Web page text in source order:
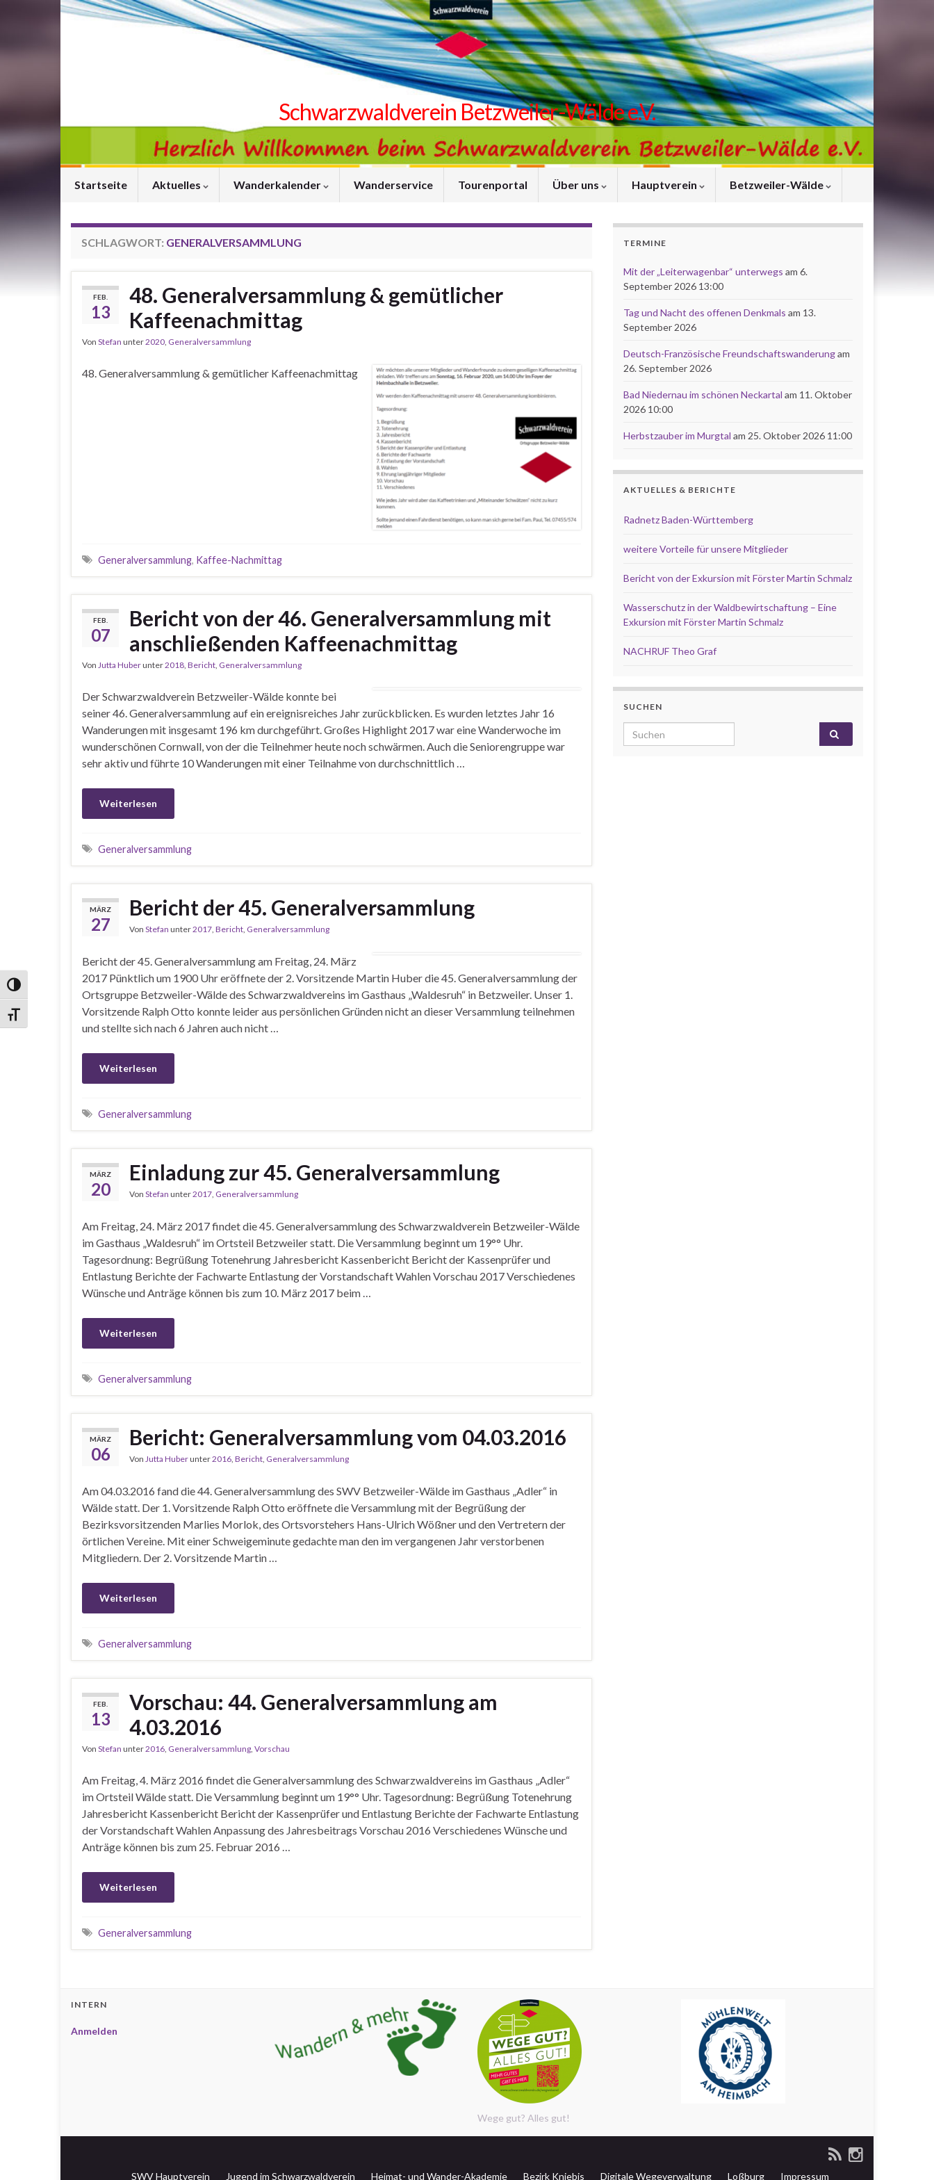
Umschalten auf hohe Kontraste
Schrift vergrößern
Schwarzwaldverein Betzweiler-Wälde e.V.
Startseite Aktuelles Wanderkalender Wanderservice Tourenportal Über uns Hauptverein Betzweiler-Wälde
SCHLAGWORT: GENERALVERSAMMLUNG
FEB.
13
48. Generalversammlung & gemütlicher
Kaffeenachmittag
Von Stefan unter2020, Generalversammlung
48. Generalversammlung & gemütlicher Kaffeenachmittag
Generalversammlung, Kaffee-Nachmittag
FEB.
07
Bericht von der 46. Generalversammlung mit
anschließenden Kaffeenachmittag
Von Jutta Huberunter2018 Bericht Generalversammlung
Der Schwarzwaldverein Betzweiler-Wälde konnte bei
seiner 46. Generalversammlung auf ein ereignisreiches Jahr zurückblicken. Es wurden letztes Jahr 16
Wanderungen mit insgesamt 196 km durchgeführt. Großes Highlight 2017 war eine Wanderwoche im
wunderschönen Cornwall, von der die Teilnehmer heute noch schwärmen. Auch die Seniorengruppe war
sehr aktiv und führte 10 Wanderungen mit einer Teilnahme von durchschnittlich …
Weiterlesen
Generalversammlung
MÄRZ
27
Bericht der 45. Generalversammlung
Von Stefan unter2017 Bericht Generalversammlung
Bericht der 45. Generalversammlung am Freitag, 24. März
2017 Pünktlich um 1900 Uhr eröffnete der 2. Vorsitzende Martin Huber die 45. Generalversammlung der
Ortsgruppe Betzweiler-Wälde des Schwarzwaldvereins im Gasthaus „Waldesruh“ in Betzweiler. Unser 1.
Vorsitzende Ralph Otto konnte leider aus persönlichen Gründen nicht an dieser Versammlung teilnehmen
und stellte sich nach 6 Jahren auch nicht …
Weiterlesen
Generalversammlung
MÄRZ
20
Einladung zur 45. Generalversammlung
Von Stefan unter2017 Generalversammlung
Am Freitag, 24. März 2017 findet die 45. Generalversammlung des Schwarzwaldverein Betzweiler-Wälde
im Gasthaus „Waldesruh“ im Ortsteil Betzweiler statt. Die Versammlung beginnt um 19°° Uhr.
Tagesordnung: Begrüßung Totenehrung Jahresbericht Kassenbericht Bericht der Kassenprüfer und
Entlastung Berichte der Fachwarte Entlastung der Vorstandschaft Wahlen Vorschau 2017 Verschiedenes
Wünsche und Anträge können bis zum 10. März 2017 beim …
Weiterlesen
Generalversammlung
MÄRZ
06
Bericht: Generalversammlung vom 04.03.2016
Von Jutta Huberunter2016 Bericht Generalversammlung
Am 04.03.2016 fand die 44. Generalversammlung des SWV Betzweiler-Wälde im Gasthaus „Adler“ in
Wälde statt. Der 1. Vorsitzende Ralph Otto eröffnete die Versammlung mit der Begrüßung der
Bezirksvorsitzenden Marlies Morlok, des Ortsvorstehers Hans-Ulrich Wößner und den Vertretern der
örtlichen Vereine. Mit einer Schweigeminute gedachte man den im vergangenen Jahr verstorbenen
Mitgliedern. Der 2. Vorsitzende Martin …
Weiterlesen
Generalversammlung
FEB.
13
Vorschau: 44. Generalversammlung am
4.03.2016
Von Stefan unter2016 Generalversammlung Vorschau
Am Freitag, 4. März 2016 findet die Generalversammlung des Schwarzwaldvereins im Gasthaus „Adler“
im Ortsteil Wälde statt. Die Versammlung beginnt um 19°° Uhr. Tagesordnung: Begrüßung Totenehrung
Jahresbericht Kassenbericht Bericht der Kassenprüfer und Entlastung Berichte der Fachwarte Entlastung
der Vorstandschaft Wahlen Anpassung des Jahresbeitrags Vorschau 2016 Verschiedenes Wünsche und
Anträge können bis zum 25. Februar 2016 …
Weiterlesen
Generalversammlung
TERMINE
Mit der „Leiterwagenbar“ unterwegs am 6.
September 2026 13:00
Tag und Nacht des offenen Denkmals am 13.
September 2026
Deutsch-Französische Freundschaftswanderungam
26. September 2026
Bad Niedernau im schönen Neckartal am 11. Oktober
2026 10:00
Herbstzauber im Murgtal am 25. Oktober 2026 11:00
AKTUELLES & BERICHTE
Radnetz Baden-Württemberg
weitere Vorteile für unsere Mitglieder
Bericht von der Exkursion mit Förster Martin Schmalz
Wasserschutz in der Waldbewirtschaftung – Eine
Exkursion mit Förster Martin Schmalz
NACHRUF Theo Graf
SUCHEN
Search for:
INTERN
Anmelden
Wege gut? Alles gut!
SWV Hauptverein Jugend im Schwarzwaldverein Heimat- und Wander-Akademie Bezirk Kniebis Digitale Wegeverwaltung Loßburg Impressum